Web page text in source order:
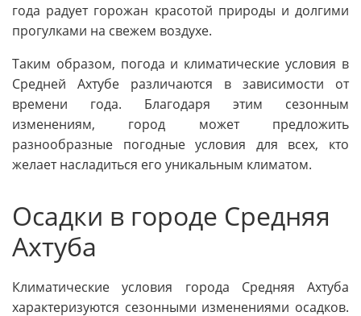
года радует горожан красотой природы и долгими
прогулками на свежем воздухе.
Таким образом, погода и климатические условия в
Средней Ахтубе различаются в зависимости от
времени года. Благодаря этим сезонным
изменениям, город может предложить
разнообразные погодные условия для всех, кто
желает насладиться его уникальным климатом.
Осадки в городе Средняя
Ахтуба
Климатические условия города Средняя Ахтуба
характеризуются сезонными изменениями осадков.